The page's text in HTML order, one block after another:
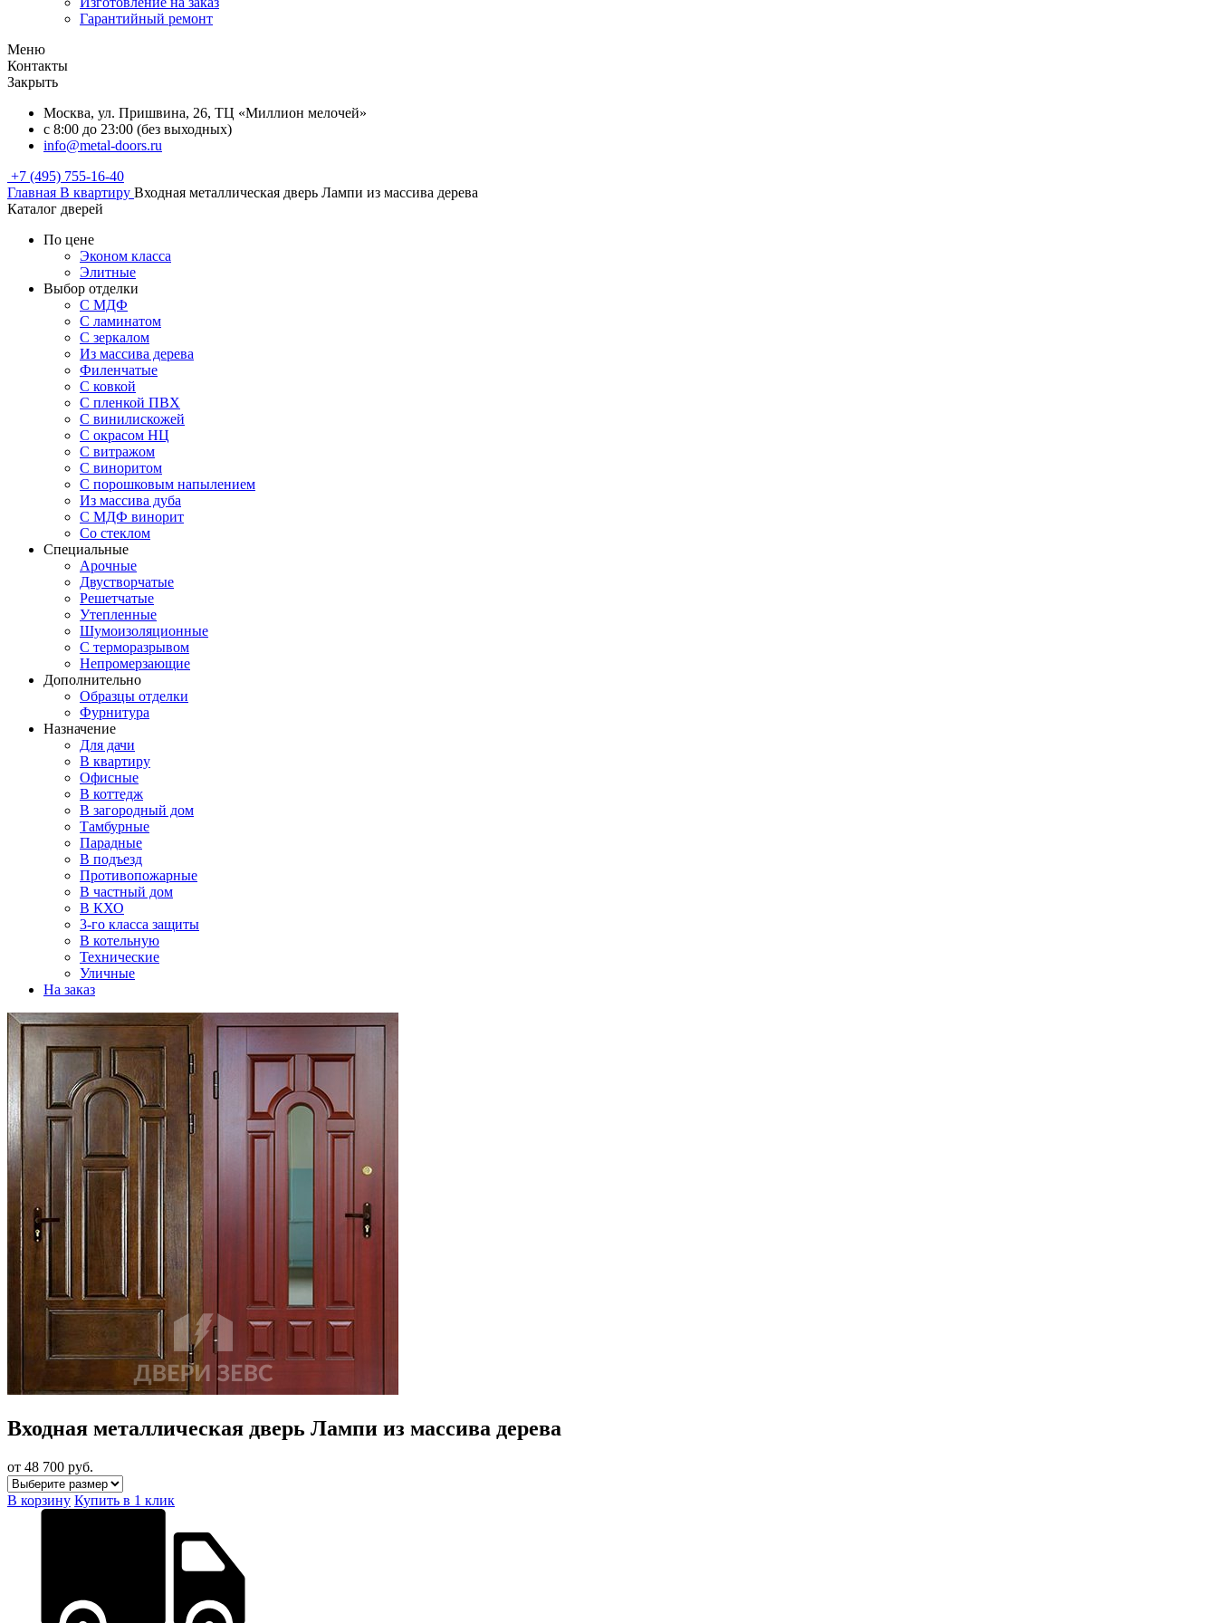
Гарантийный ремонт
Меню
Контакты
Закрыть
Москва, ул. Пришвина, 26, ТЦ «Миллион мелочей»
с 8:00 до 23:00 (без выходных)
info@metal-doors.ru
+7 (495) 755-16-40
Главная В квартиру Входная металлическая дверь Лампи из массива дерева
Каталог дверей
По цене
Эконом класса
Элитные
Выбор отделки
С МДФ
С ламинатом
С зеркалом
Из массива дерева
Филенчатые
С ковкой
С пленкой ПВХ
С винилискожей
С окрасом НЦ
С витражом
С виноритом
С порошковым напылением
Из массива дуба
С МДФ винорит
Со стеклом
Специальные
Арочные
Двустворчатые
Решетчатые
Утепленные
Шумоизоляционные
С терморазрывом
Непромерзающие
Дополнительно
Образцы отделки
Фурнитура
Назначение
Для дачи
В квартиру
Офисные
В коттедж
В загородный дом
Тамбурные
Парадные
В подъезд
Противопожарные
В частный дом
В КХО
3-го класса защиты
В котельную
Технические
Уличные
На заказ
Входная металлическая дверь Лампи из массива дерева
от 48 700 руб.
В корзину Купить в 1 клик